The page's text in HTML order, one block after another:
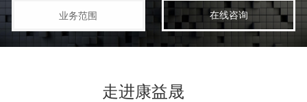
业务范围 在线咨询
走进康益晟